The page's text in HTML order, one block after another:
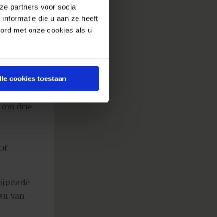
partners voor social
die u aan ze heeft
met onze cookies als u
cookies toestaan
in
dat er
van
grootste
om drie
van